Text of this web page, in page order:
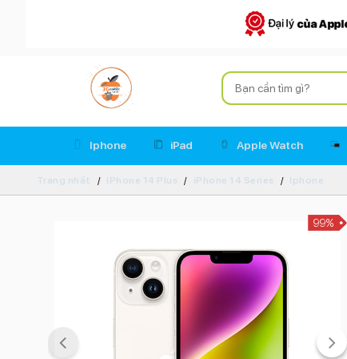
Iphone iPad Apple Watch
Trang nhất iPhone 14 Plus iPhone 14 Series Iphone
99%